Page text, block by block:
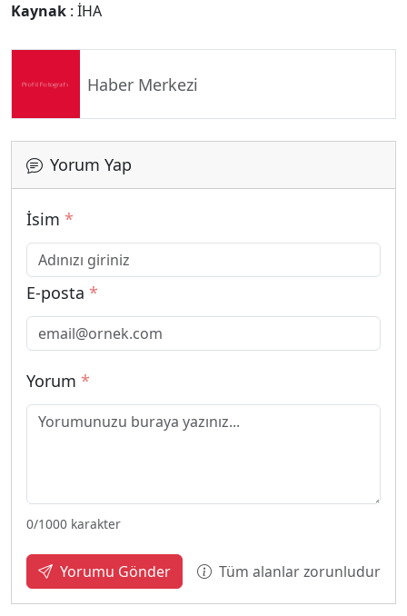
Kaynak : İHA
Haber Merkezi
Yorum Yap
İsim *
E-posta *
Yorum *
0/1000 karakter
Yorumu Gönder Tüm alanlar zorunludur